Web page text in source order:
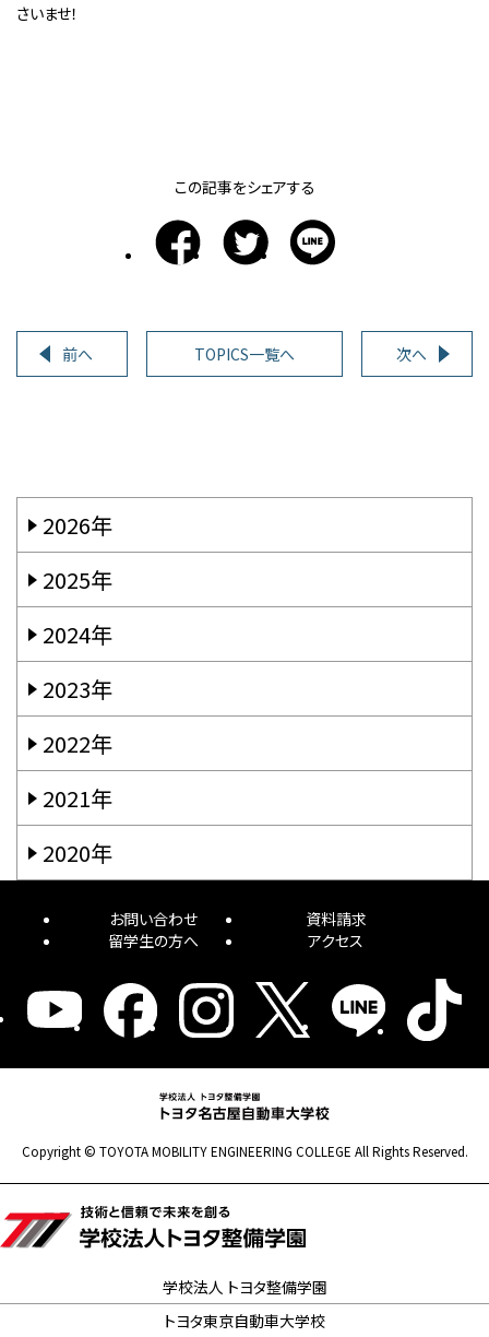
さいませ！
この記事をシェアする
前へ TOPICS一覧へ 次へ
2026年
2025年
2024年
2023年
2022年
2021年
2020年
お問い合わせ
資料請求
留学生の方へ
アクセス
Copyright © TOYOTA MOBILITY ENGINEERING COLLEGE All Rights Reserved.
学校法人 トヨタ整備学園
トヨタ東京自動車大学校